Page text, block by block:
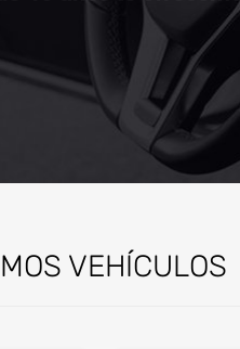
VEHÍCULOS